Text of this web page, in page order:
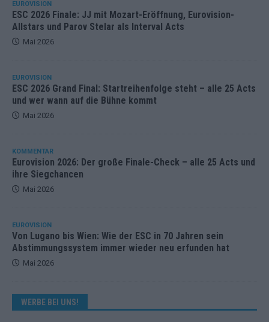
EUROVISION
ESC 2026 Finale: JJ mit Mozart-Eröffnung, Eurovision-
Allstars und Parov Stelar als Interval Acts
Mai 2026
EUROVISION
ESC 2026 Grand Final: Startreihenfolge steht – alle 25 Acts
und wer wann auf die Bühne kommt
Mai 2026
KOMMENTAR
Eurovision 2026: Der große Finale-Check – alle 25 Acts und
ihre Siegchancen
Mai 2026
EUROVISION
Von Lugano bis Wien: Wie der ESC in 70 Jahren sein
Abstimmungssystem immer wieder neu erfunden hat
Mai 2026
WERBE BEI UNS!